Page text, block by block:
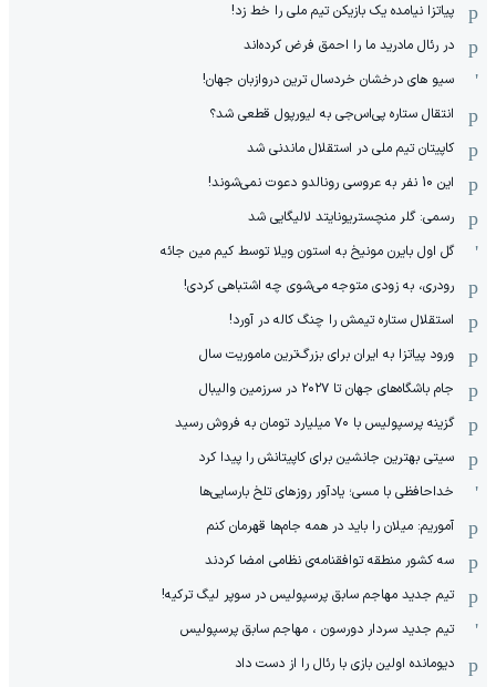
پیاتزا نیامده یک بازیکن تیم ملی را خط زد!
در رئال مادرید ما را احمق فرض کرده‌اند
سیو های درخشان خردسال ترین دروازبان جهان!
انتقال ستاره پی‌اس‌جی به لیورپول قطعی شد؟
کاپیتان تیم ملی در استقلال ماندنی شد
این 10 نفر به عروسی رونالدو دعوت نمی‌شوند!
رسمی: گلر منچستریونایتد لالیگایی شد
گل اول بایرن مونیخ به استون ویلا توسط کیم مین جائه
رودری، به زودی متوجه می‌شوی چه اشتباهی کردی!
استقلال ستاره تیمش را چنگ کاله در آورد!
ورود پیاتزا به ایران برای بزرگ‌ترین ماموریت سال
جام باشگاه‌های جهان تا ۲۰۲۷ در سرزمین والیبال
گزینه پرسپولیس با ۷۰ میلیارد تومان به فروش رسید
سیتی بهترین جانشین برای کاپیتانش را پیدا کرد
خداحافظی با مسی؛ یادآور روزهای تلخ بارسایی‌ها
آموریم: میلان را باید در همه جام‌ها قهرمان کنم
سه کشور منطقه توافقنامه‌ی نظامی امضا کردند
تیم جدید مهاجم سابق پرسپولیس در سوپر لیگ ترکیه!
تیم جدید سردار دورسون ، مهاجم سابق پرسپولیس
دیومانده اولین بازی با رئال را از دست داد